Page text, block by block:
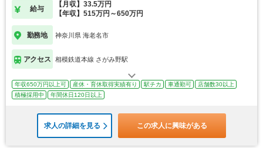
給与
【月収】33.5万円
【年収】515万円～650万円
勤務地 神奈川県 海老名市
アクセス 相模鉄道本線 さがみ野駅
年収650万円以上可 産休・育休取得実績有り 駅チカ 車通勤可
店舗数30以上
積極採用中
年間休日120日以上
求人の詳細を見る この求人に興味がある